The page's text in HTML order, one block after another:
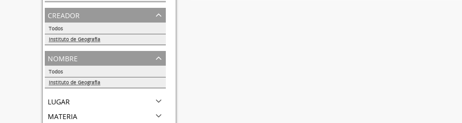
1
creador
Todos
Instituto de Geografía
1
nombre
Todos
Instituto de Geografía
lugar
materia